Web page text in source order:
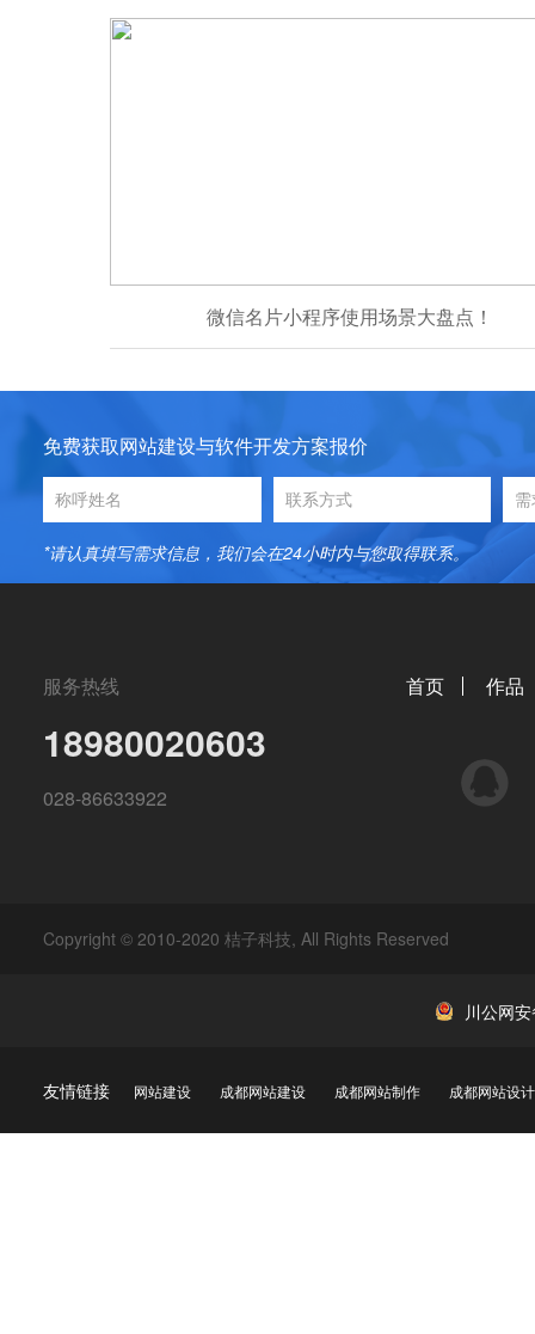
微信名片小程序使用场景大盘点！
免费获取网站建设与软件开发方案报价
*请认真填写需求信息，我们会在24小时内与您取得联系。
服务热线
18980020603
028-86633922
首页 作品
QQ
Copyright © 2010-2020 桔子科技, All Rights Reserved
川公网
友情链接 网站建设 成都网站建设 成都网站制作 成都网站设计